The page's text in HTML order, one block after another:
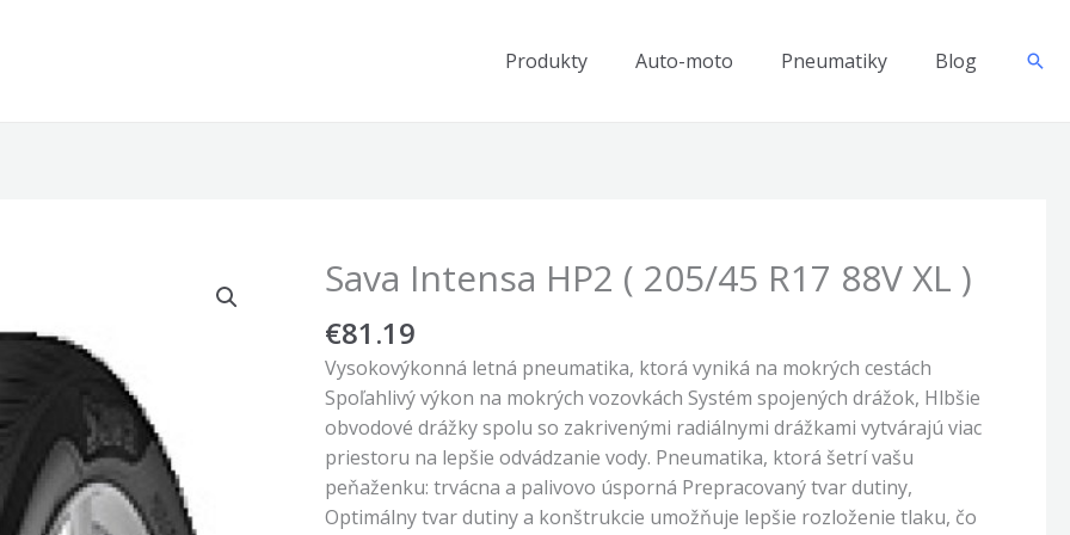
Produkty Auto-moto Pneumatiky Blog
Sava Intensa HP2 ( 205/45 R17 88V XL )
€81.19
Vysokovýkonná letná pneumatika, ktorá vyniká na mokrých cestách
Spoľahlivý výkon na mokrých vozovkách Systém spojených drážok, Hlbšie
obvodové drážky spolu so zakrivenými radiálnymi drážkami vytvárajú viac
priestoru na lepšie odvádzanie vody. Pneumatika, ktorá šetrí vašu
peňaženku: trvácna a palivovo úsporná Prepracovaný tvar dutiny,
Optimálny tvar dutiny a konštrukcie umožňuje lepšie rozloženie tlaku, čo